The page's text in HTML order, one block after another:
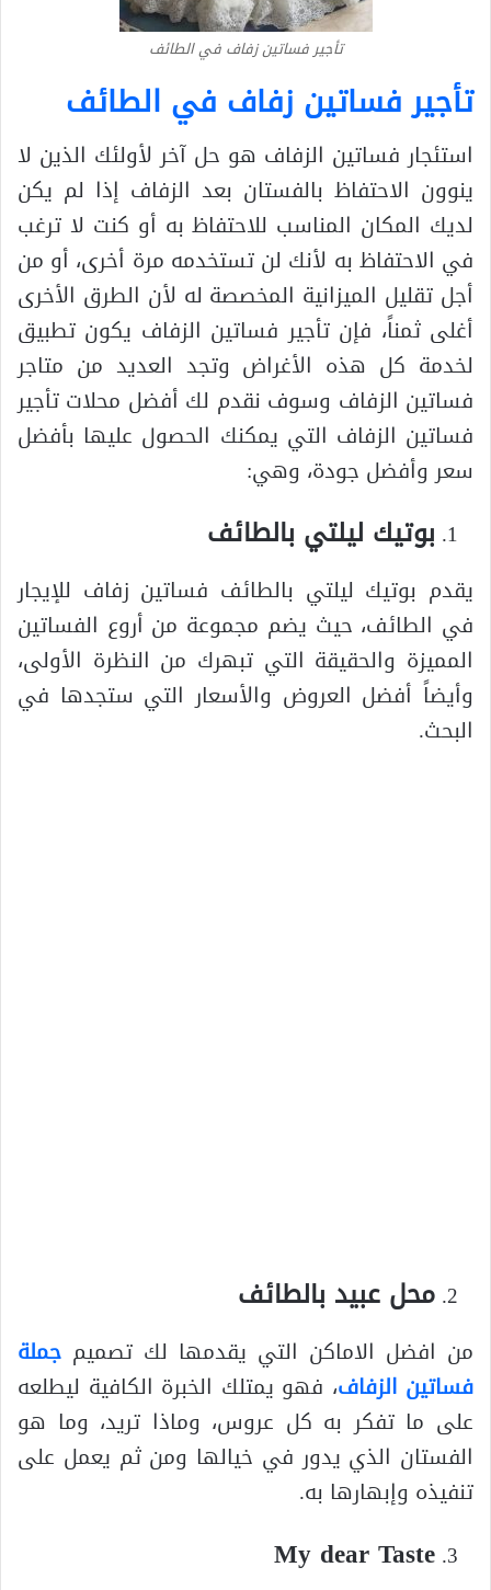
تأجير فساتين زفاف في الطائف
تأجير فساتين زفاف في الطائف
استئجار فساتين الزفاف هو حل آخر لأولئك الذين لا
ينوون الاحتفاظ بالفستان بعد الزفاف إذا لم يكن
لديك المكان المناسب للاحتفاظ به أو كنت لا ترغب
في الاحتفاظ به لأنك لن تستخدمه مرة أخرى، أو من
أجل تقليل الميزانية المخصصة له لأن الطرق الأخرى
أغلى ثمناً، فإن تأجير فساتين الزفاف يكون تطبيق
لخدمة كل هذه الأغراض وتجد العديد من متاجر
فساتين الزفاف وسوف نقدم لك أفضل محلات تأجير
فساتين الزفاف التي يمكنك الحصول عليها بأفضل
سعر وأفضل جودة، وهي:
بوتيك ليلتي بالطائف
يقدم بوتيك ليلتي بالطائف فساتين زفاف للإيجار
في الطائف، حيث يضم مجموعة من أروع الفساتين
المميزة والحقيقة التي تبهرك من النظرة الأولى،
وأيضاً أفضل العروض والأسعار التي ستجدها في
البحث.
محل عبيد بالطائف
من افضل الاماكن التي يقدمها لك تصميم جملة
فساتين الزفاف، فهو يمتلك الخبرة الكافية ليطلعه
على ما تفكر به كل عروس، وماذا تريد، وما هو
الفستان الذي يدور في خيالها ومن ثم يعمل على
تنفيذه وإبهارها به.
My dear Taste